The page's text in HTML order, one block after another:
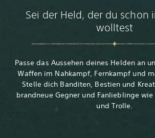
Sei der Held, der du schon
wolltest
Passe das Aussehen deines Helden an
Waffen im Nahkampf, Fernkampf und
Stelle dich Banditen, Bestien und
brandneue Gegner und Fanlieblinge
und Trolle.